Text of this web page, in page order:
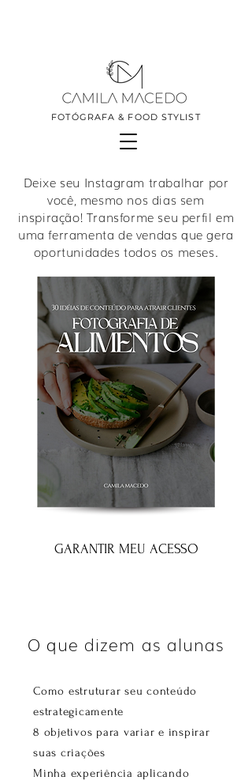
FOTÓGRAFA & FOOD STYLIST
Deixe seu Instagram trabalhar por
você, mesmo nos dias sem
inspiração! Transforme seu perfil em
uma ferramenta de vendas que gera
oportunidades todos os meses.
GARANTIR MEU ACESSO
O que dizem as alunas
Como estruturar seu conteúdo
estrategicamente
8 objetivos para variar e inspirar
suas criações
Minha experiência aplicando